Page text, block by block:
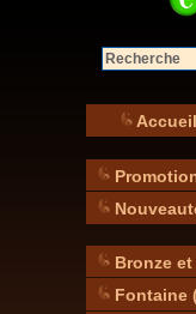
Bronze
Fontaine